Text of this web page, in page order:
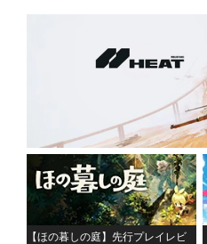
【ほの暮しの庭】先行プレイレビ